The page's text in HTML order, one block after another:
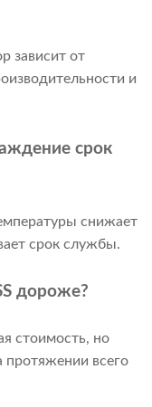
зависит от
и
срок
снижает
срок службы.
дороже?
стоимость, но
протяжении всего